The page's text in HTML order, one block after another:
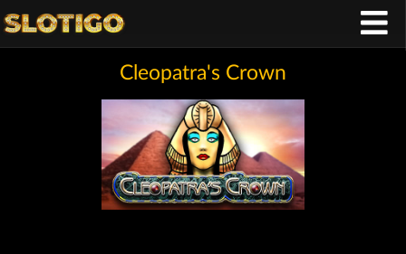
Cleopatra's Crown